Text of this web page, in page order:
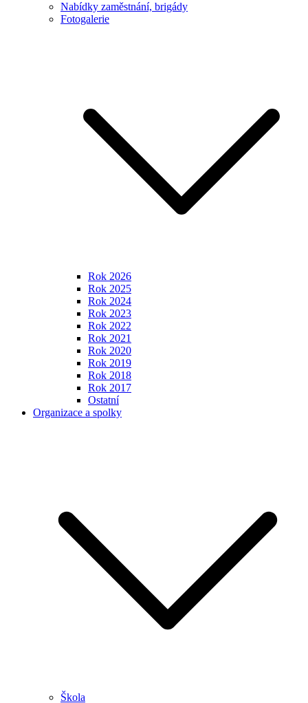
Nabídky zaměstnání, brigády
Fotogalerie
Rok 2026
Rok 2025
Rok 2024
Rok 2023
Rok 2022
Rok 2021
Rok 2020
Rok 2019
Rok 2018
Rok 2017
Ostatní
Organizace a spolky
Škola